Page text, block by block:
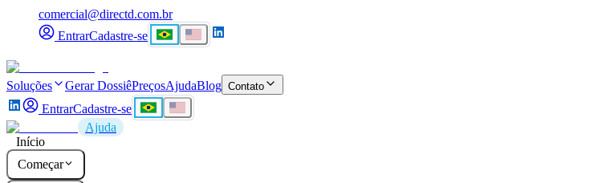
comercial@directd.com.br
EntrarCadastre-se
Soluções Gerar DossiêPreçosAjudaBlog Contato
EntrarCadastre-se
Ajuda
Início
Começar